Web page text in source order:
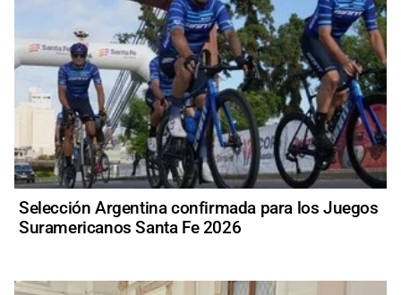
Selección Argentina confirmada para los Juegos
Suramericanos Santa Fe 2026